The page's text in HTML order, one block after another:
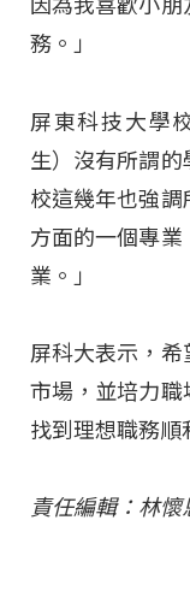
因為我喜歡小
務。」
屏東科技大學
生）沒有所謂
校這幾年也強
方面的一個專
業。」
屏科大表示，
市場，並培力職
找到理想職務順
責任編輯：林懷